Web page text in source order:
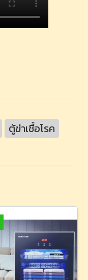
ตู้ฆ่าเชื้อโรค